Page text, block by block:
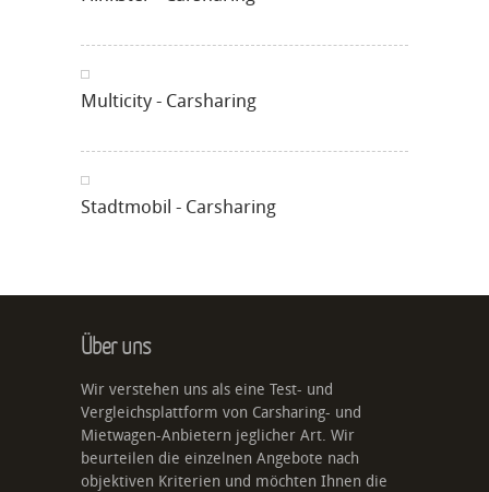
Multicity - Carsharing
Stadtmobil - Carsharing
Über uns
Wir verstehen uns als eine Test- und
Vergleichsplattform von Carsharing- und
Mietwagen-Anbietern jeglicher Art. Wir
beurteilen die einzelnen Angebote nach
objektiven Kriterien und möchten Ihnen die